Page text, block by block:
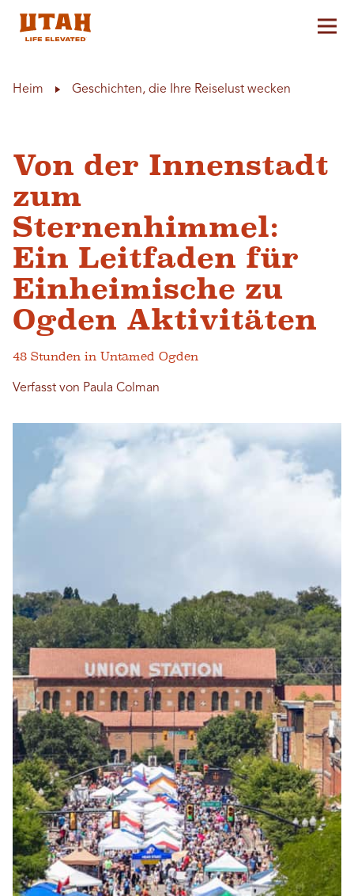
Heim Geschichten, die Ihre Reiselust wecken
Von der Innenstadt
zum
Sternenhimmel:
Ein Leitfaden für
Einheimische zu
Ogden Aktivitäten
48 Stunden in Untamed Ogden
Verfasst von Paula Colman